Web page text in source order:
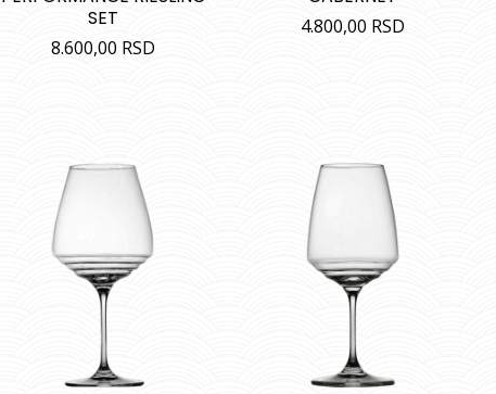
SET
8.600,00 RSD
4.800,00 RSD